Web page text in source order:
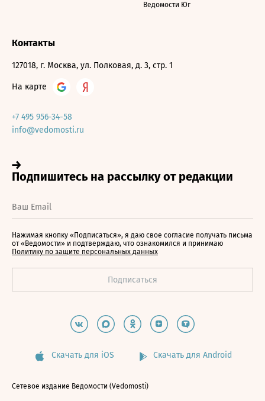
Ведомости Юг
Контакты
127018, г. Москва, ул. Полковая, д. 3, стр. 1
На карте
+7 495 956-34-58
info@vedomosti.ru
Нажимая кнопку «Подписаться», я даю свое согласие получать письма
от «Ведомости» и подтверждаю, что ознакомился и принимаю
Политику по защите персональных данных
Скачать для iOS Скачать для Android
Сетевое издание Ведомости (Vedomosti)